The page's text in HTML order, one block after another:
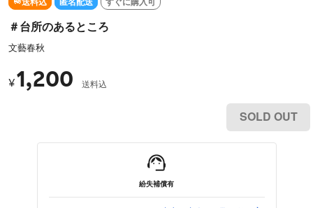
＃台所のあるところ
文藝春秋
¥1,200 送料込
SOLD OUT
紛失補償有